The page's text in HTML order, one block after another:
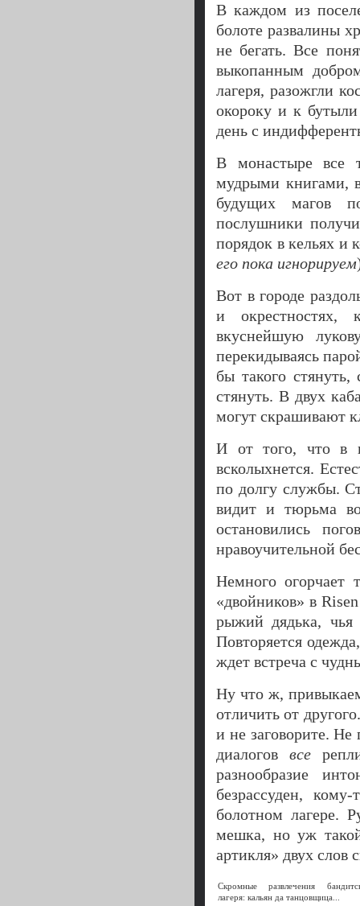
В каждом из
болоте развалины
не бегать. Все
выкопанным
лагеря, разожгли
окороку и к
день с
В монастыре все
мудрыми книгами,
будущих магов
послушники
порядок в кельях и
его пока игнорируем
Вот в городе
и окрестностях,
вкуснейшую
перекидываясь
бы такого
стянуть. В двух
могут скрашивают
И от того, что в
всколыхнется.
по долгу службы.
видит и тюрьма
остановились
нравоучительной
Немного огорчает
«двойников» в
рыжий дядька, чья
Повторяется
ждет встреча с
Ну что ж,
отличить от
и не заговорите. Не
диалогов все
разнообразие
безрассуден,
болотном лагере.
мешка, но уж
артикля» двух слов
Скромные развлечения
лагеря: кальян да танцовщица...